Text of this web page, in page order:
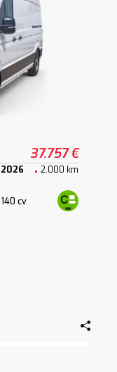
37.757 €
2026 2.000 km
140 cv